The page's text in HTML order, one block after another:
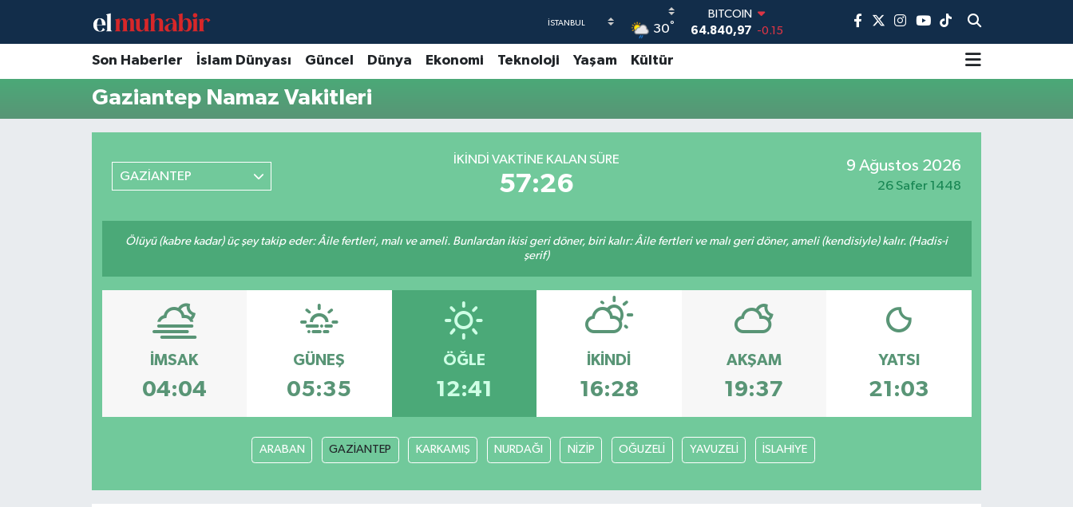
30°
BITCOIN
64.840,97 -0.15
DOLAR
EURO
64,4811 0.38
Son Haberler İslam Dünyası Güncel Dünya Ekonomi Teknoloji Yaşam Kültür
Gaziantep Namaz Vakitleri
GAZİANTEP
İKINDI VAKTINE KALAN SÜRE
57:26
9 Ağustos 2026
26 Safer 1448
Ölüyü (kabre kadar) üç şey takip eder: Âile fertleri, malı ve ameli. Bunlardan ikisi geri döner, biri kalır: Âile fertleri ve malı geri döner, ameli (kendisiyle) kalır. (Hadis-i
şerif)
İMSAK
04:04
GÜNEŞ
05:35
ÖĞLE
12:41
İKINDI
16:28
AKŞAM
19:37
YATSI
21:03
ARABAN GAZİANTEP KARKAMIŞ NURDAĞI NİZİP OĞUZELİ YAVUZELİ İSLAHİYE
Hava Durumu
Trafik Durumu
Tüm Manşetler
Son Dakika Haberleri